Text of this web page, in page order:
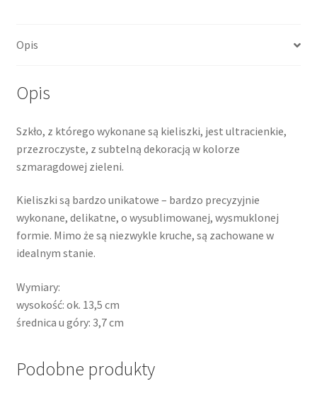
Opis
Opis
Szkło, z którego wykonane są kieliszki, jest ultracienkie,
przezroczyste, z subtelną dekoracją w kolorze
szmaragdowej zieleni.
Kieliszki są bardzo unikatowe – bardzo precyzyjnie
wykonane, delikatne, o wysublimowanej, wysmuklonej
formie. Mimo że są niezwykle kruche, są zachowane w
idealnym stanie.
Wymiary:
wysokość: ok. 13,5 cm
średnica u góry: 3,7 cm
Podobne produkty